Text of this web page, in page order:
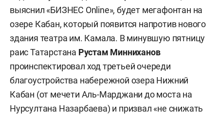
выяснил «БИЗНЕС Online», будет мегафонтан на
озере Кабан, который появится напротив нового
здания театра им. Камала. В минувшую пятницу
раис Татарстана Рустам Минниханов
проинспектировал ход третьей очереди
благоустройства набережной озера Нижний
Кабан (от мечети Аль-Марджани до моста на
Нурсултана Назарбаева) и призвал «не снижать